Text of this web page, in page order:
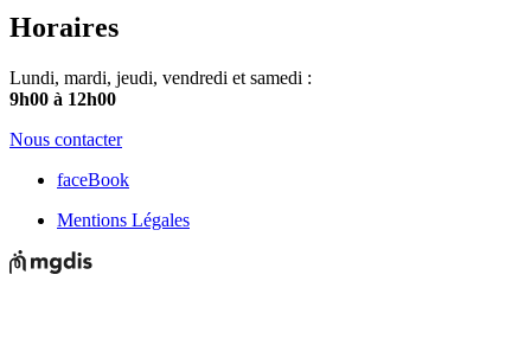
Horaires
Lundi, mardi, jeudi, vendredi et samedi :
9h00 à 12h00
Nous contacter
faceBook
Mentions Légales